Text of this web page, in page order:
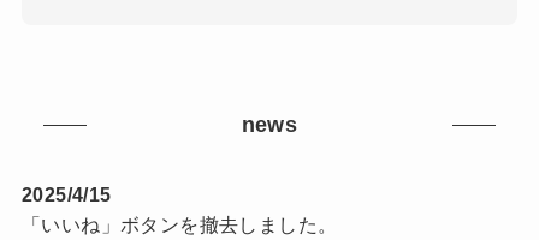
news
2025/4/15
「いいね」ボタンを撤去しました。